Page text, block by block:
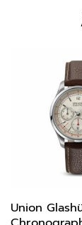
Union